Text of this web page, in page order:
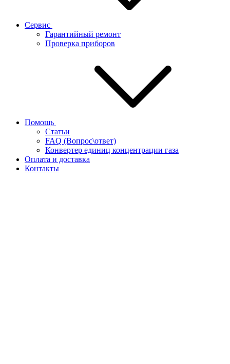
Сервис
Гарантийный ремонт
Проверка приборов
Помощь
Статьи
FAQ (Вопрос\ответ)
Конвертер единиц концентрации газа
Оплата и доставка
Контакты